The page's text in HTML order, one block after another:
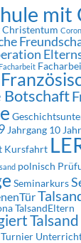
mit
Christentum
Facharbeit
Botschaft
Jahrgang 10
Kursfahrt
polnisch
Seminarkurs
TalsandEltern
Turnier